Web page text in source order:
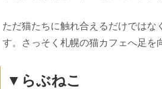
ただ猫たちに触れ合えるだけでは
す。さっそく札幌の猫カフェへ足を
▼らぶねこ